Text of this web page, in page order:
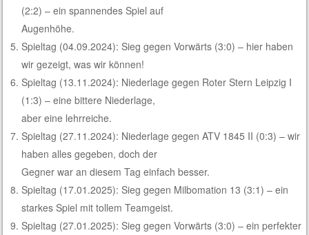
(2:2) – ein spannendes Spiel auf
Augenhöhe.
Spieltag (04.09.2024): Sieg gegen Vorwärts (3:0) – hier haben
wir gezeigt, was wir können!
Spieltag (13.11.2024): Niederlage gegen Roter Stern Leipzig I
(1:3) – eine bittere Niederlage,
aber eine lehrreiche.
Spieltag (27.11.2024): Niederlage gegen ATV 1845 II (0:3) – wir
haben alles gegeben, doch der
Gegner war an diesem Tag einfach besser.
Spieltag (17.01.2025): Sieg gegen Milbomation 13 (3:1) – ein
starkes Spiel mit tollem Teamgeist.
Spieltag (27.01.2025): Sieg gegen Vorwärts (3:0) – ein perfekter